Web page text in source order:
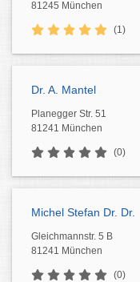
81245 München
(1)
Dr. A. Mantel
Planegger Str. 51
81241 München
(0)
Michel Stefan Dr. Dr.
Gleichmannstr. 5 B
81241 München
(0)